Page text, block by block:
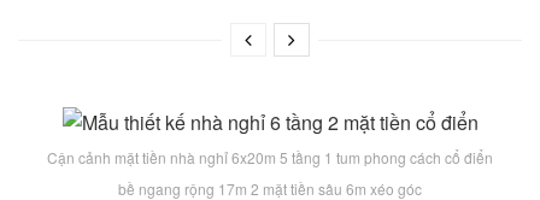
Cận cảnh mặt tiền nhà nghỉ 6x20m 5 tầng 1 tum phong cách cổ điển
bề ngang rộng 17m 2 mặt tiền sâu 6m xéo góc